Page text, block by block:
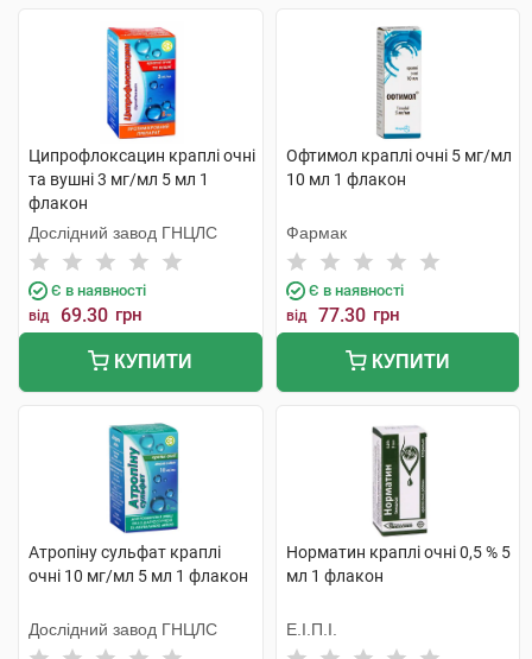
Ципрофлоксацин краплі очні
та вушні 3 мг/мл 5 мл 1
флакон
Дослідний завод ГНЦЛС
Є в наявності
від 69.30 грн
КУПИТИ
Офтимол краплі очні 5 мг/мл
10 мл 1 флакон
Фармак
Є в наявності
від 77.30 грн
КУПИТИ
Атропіну сульфат краплі
очні 10 мг/мл 5 мл 1 флакон
Дослідний завод ГНЦЛС
Норматин краплі очні 0,5 % 5
мл 1 флакон
Е.І.П.І.